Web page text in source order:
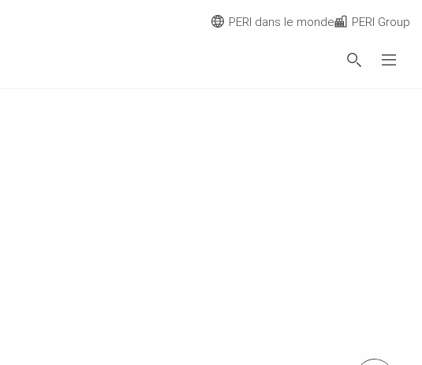
PERI dans le monde PERI Group